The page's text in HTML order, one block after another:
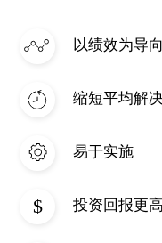
以绩效为导向
缩短平均解
易于实施
投资回报更高